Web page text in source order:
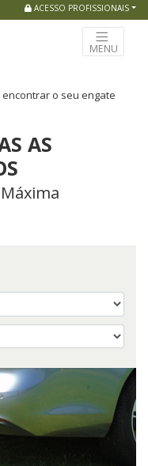
ACESSO PROFISSIONAIS
MENU
encontrar o seu engate
AS